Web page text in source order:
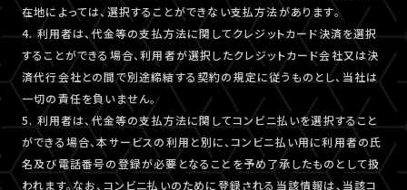
在地によっては、選択することができない支払方法があります。
4. 利用者は、代金等の支払方法に関してクレジットカード決済を選択
することができる場合、利用者が選択したクレジットカード会社又は決
済代行会社との間で別途締結する契約の規定に従うものとし、当社は
一切の責任を負いません。
5. 利用者は、代金等の支払方法に関してコンビニ払いを選択すること
ができる場合、本サービスの利用と別に、コンビニ払い用に利用者の氏
名及び電話番号の登録が必要となることを予め了承したものとして扱
われます。なお、コンビニ払いのために登録される当該情報は、当該コ